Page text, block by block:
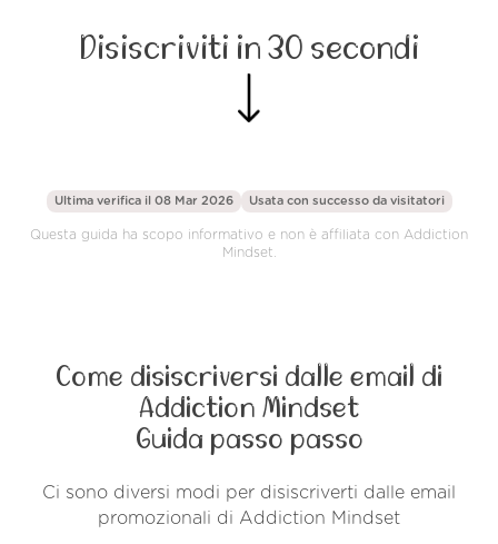
Disiscriviti in 30 secondi
Ultima verifica il 08 Mar 2026 Usata con successo da visitatori
Questa guida ha scopo informativo e non è affiliata con Addiction
Mindset.
Come disiscriversi dalle email di
Addiction Mindset
Guida passo passo
Ci sono diversi modi per disiscriverti dalle email
promozionali di Addiction Mindset